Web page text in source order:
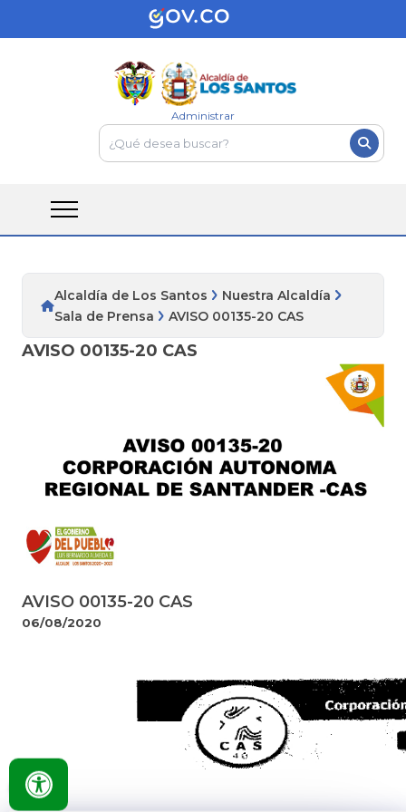
Administrar
Alcaldía de Los Santos
Nuestra Alcaldía
Sala de Prensa
AVISO 00135-20 CAS
AVISO 00135-20 CAS
AVISO 00135-20 CAS
06/08/2020